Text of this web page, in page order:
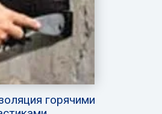
горячими